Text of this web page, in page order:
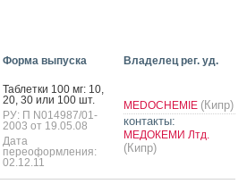
Форма выпуска Владелец рег. уд.
Таб­летки 100 мг: 10,
20, 30 или 100 шт.
РУ: П N014987/01-
2003 от 19.05.08
Дата
переоформления:
02.12.11
MEDOCHEMIE (Кипр)
контакты:
МЕДОКЕМИ Лтд.
(Кипр)